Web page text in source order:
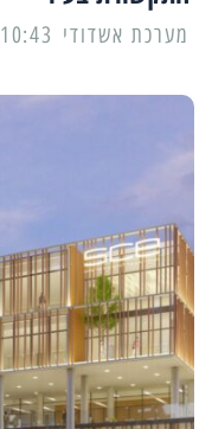
מערכת אשדודי 10:43 | 21/03/2025